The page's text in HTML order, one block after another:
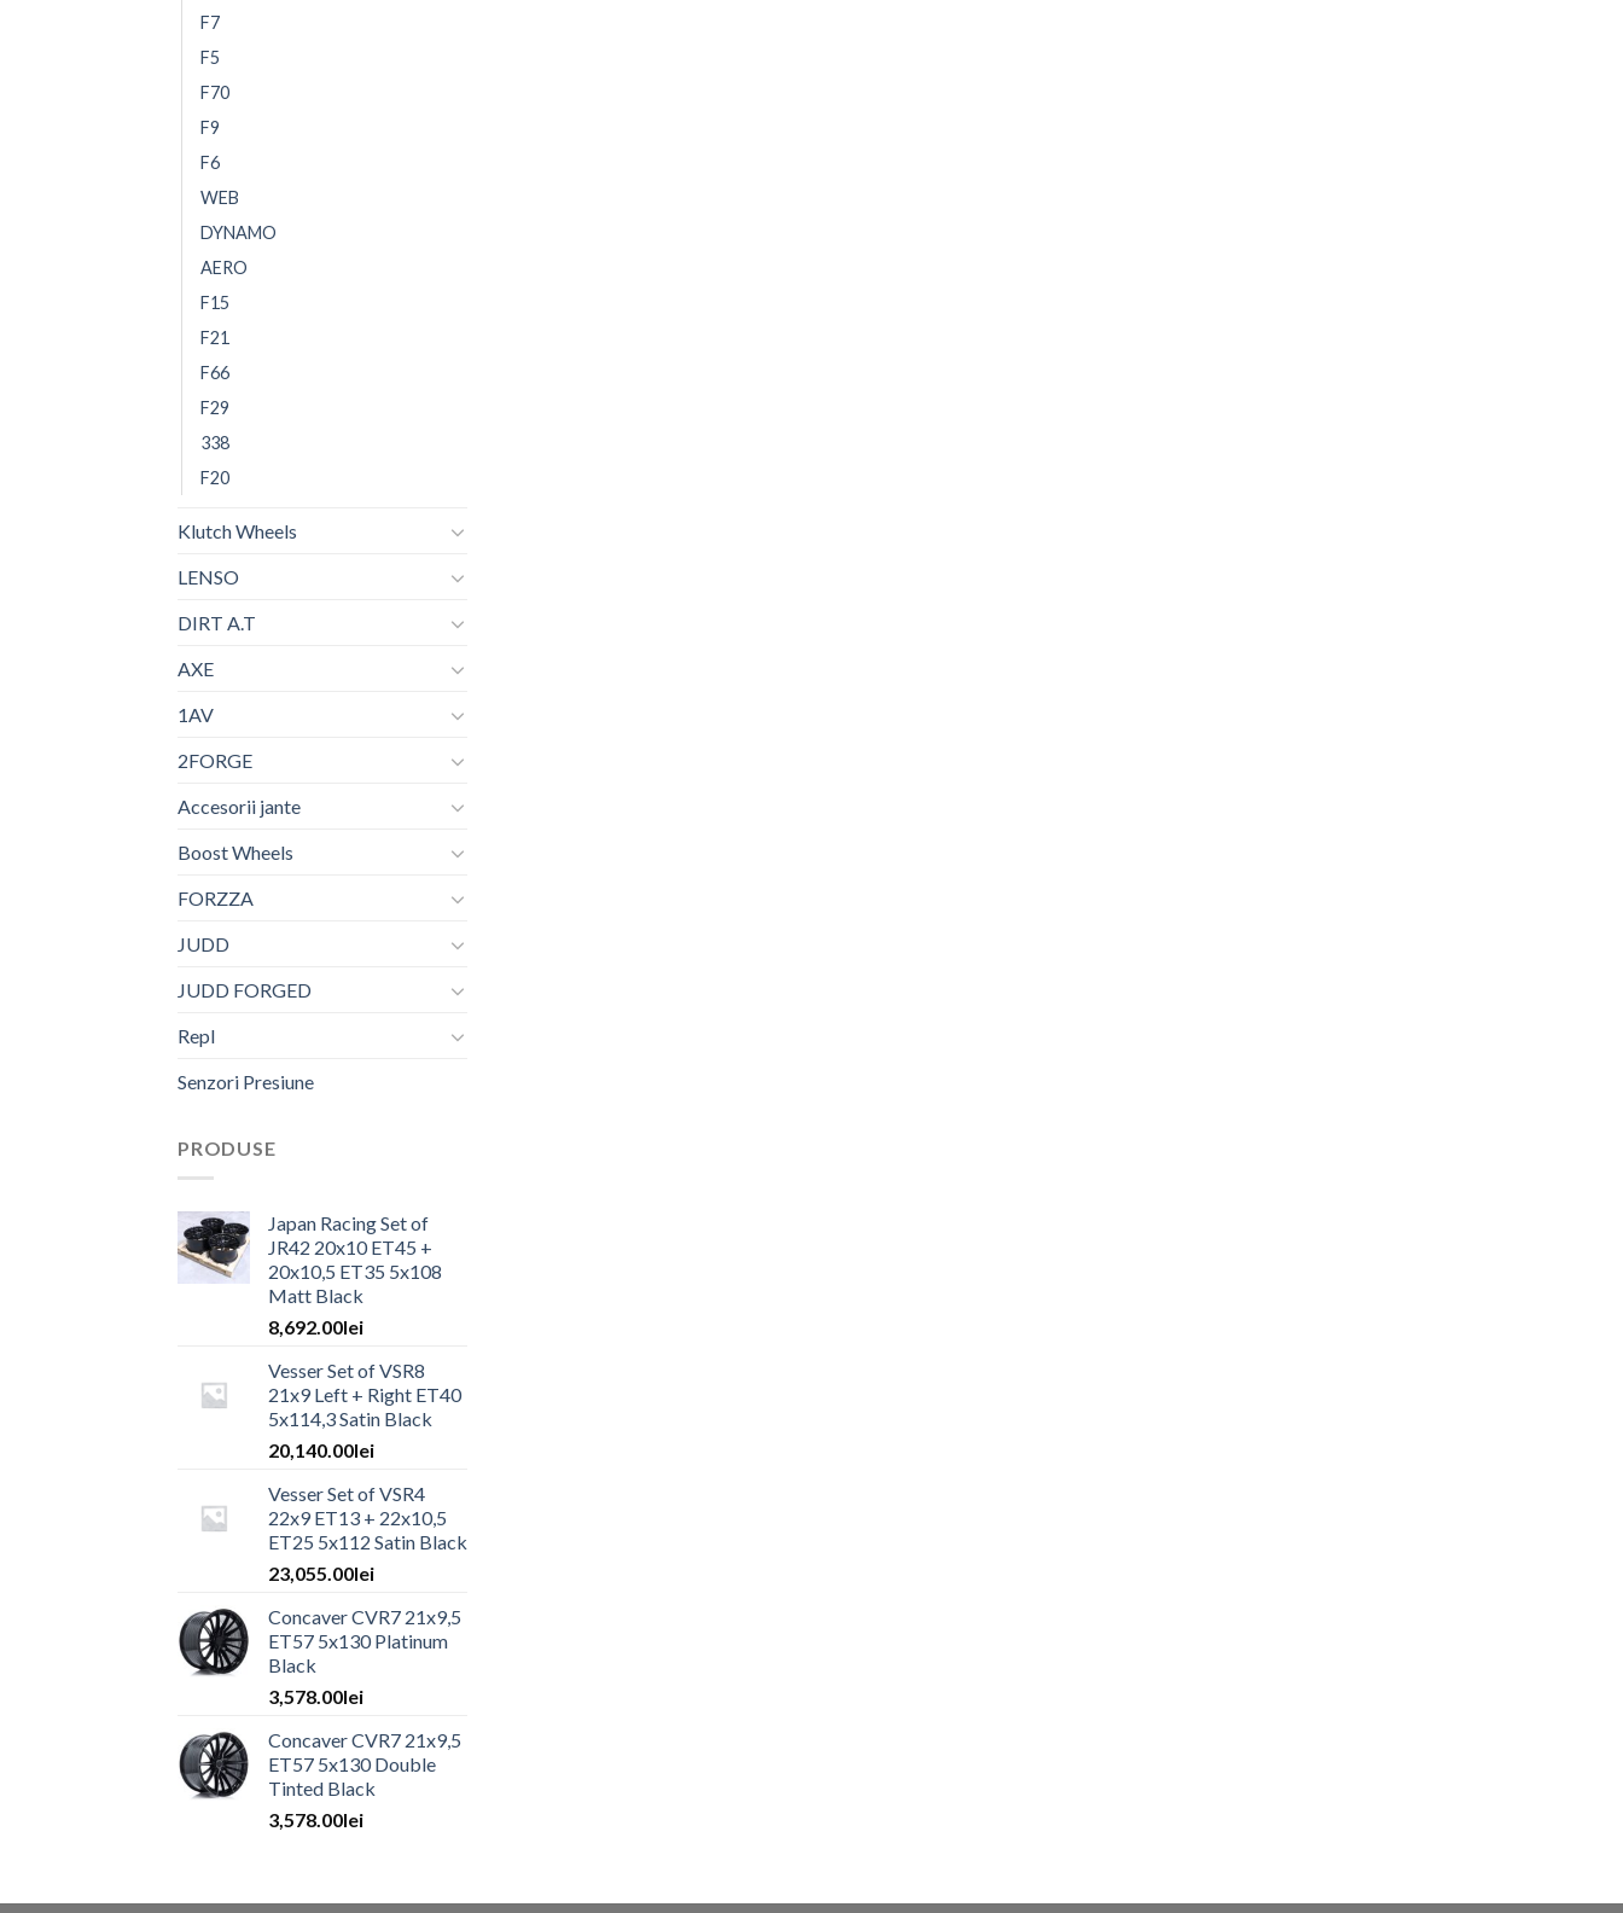
F7
F5
F70
F9
F6
WEB
DYNAMO
AERO
F15
F21
F66
F29
338
F20
Klutch Wheels
LENSO
DIRT A.T
AXE
1AV
2FORGE
Accesorii jante
Boost Wheels
FORZZA
JUDD
JUDD FORGED
Repl
Senzori Presiune
PRODUSE
Japan Racing Set of
JR42 20x10 ET45 +
20x10,5 ET35 5x108
Matt Black
8,692.00lei
Vesser Set of VSR8
21x9 Left + Right ET40
5x114,3 Satin Black
20,140.00lei
Vesser Set of VSR4
22x9 ET13 + 22x10,5
ET25 5x112 Satin Black
23,055.00lei
Concaver CVR7 21x9,5
ET57 5x130 Platinum
Black
3,578.00lei
Concaver CVR7 21x9,5
ET57 5x130 Double
Tinted Black
3,578.00lei